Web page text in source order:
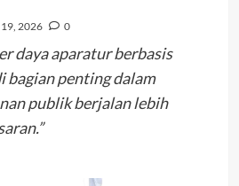
2026 0
daya aparatur berbasis
bagian penting dalam
publik berjalan lebih